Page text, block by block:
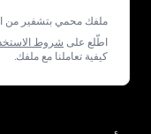
ملفك محمي بتشفير من
اطّلع على شروط
كيفية تعاملنا مع ملفك.